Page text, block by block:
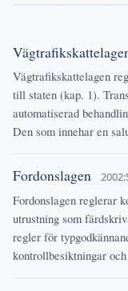
Vägtrafikskattelagen
till staten (kap. 1).
automatiserad
Den som innehar en
Fordonslagen
Fordonslagen reglerar
utrustning som
regler för
kontrollbesiktningar